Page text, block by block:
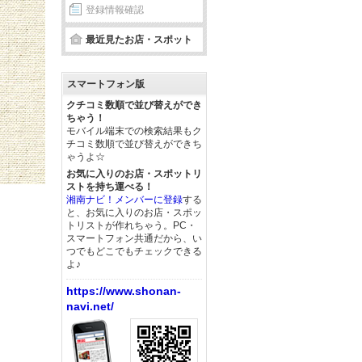
登録情報確認
最近見たお店・スポット
スマートフォン版
クチコミ数順で並び替えができ
ちゃう！
モバイル端末での検索結果もク
チコミ数順で並び替えができち
ゃうよ☆
お気に入りのお店・スポットリ
ストを持ち運べる！
湘南ナビ！メンバーに登録する
と、お気に入りのお店・スポッ
トリストが作れちゃう。PC・
スマートフォン共通だから、い
つでもどこでもチェックできる
よ♪
https://www.shonan-
navi.net/